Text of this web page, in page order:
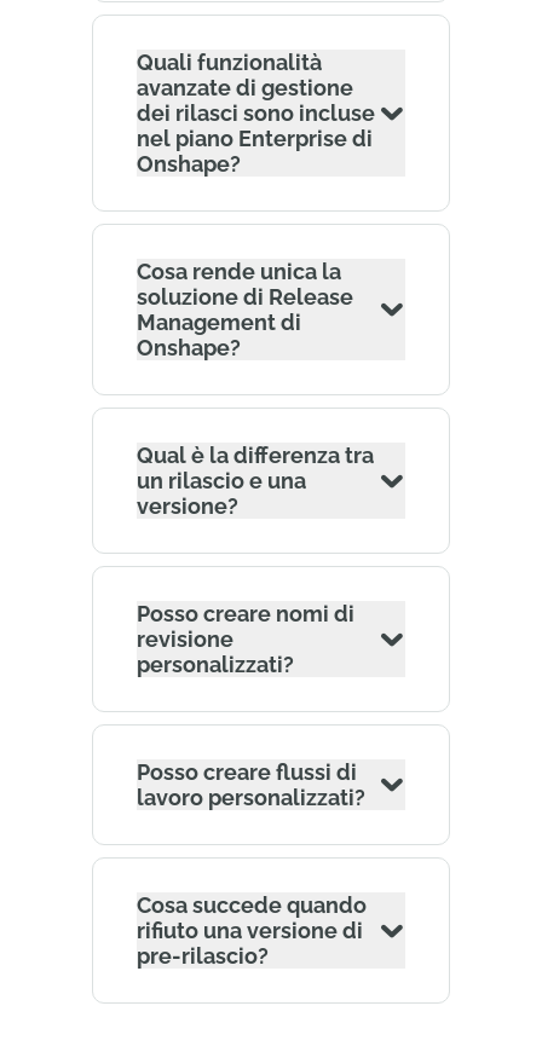
Quali funzionalità
avanzate di gestione
dei rilasci sono incluse
nel piano Enterprise di
Onshape?
Cosa rende unica la
soluzione di Release
Management di
Onshape?
Qual è la differenza tra
un rilascio e una
versione?
Posso creare nomi di
revisione
personalizzati?
Posso creare flussi di
lavoro personalizzati?
Cosa succede quando
rifiuto una versione di
pre-rilascio?